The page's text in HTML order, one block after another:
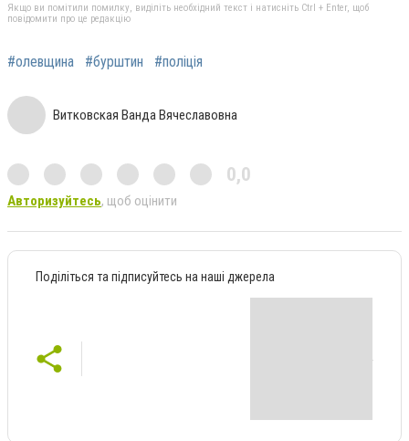
Якщо ви помітили помилку, виділіть необхідний текст і натисніть Ctrl + Enter, щоб
повідомити про це редакцію
#олевщина #бурштин #поліція
Витковская Ванда Вячеславовна
0,0
Авторизуйтесь, щоб оцінити
Поділіться та підписуйтесь на наші джерела